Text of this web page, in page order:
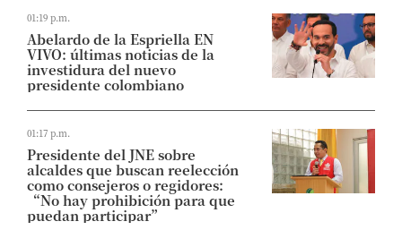
01:19 p.m.
Abelardo de la Espriella EN
VIVO: últimas noticias de la
investidura del nuevo
presidente colombiano
01:17 p.m.
Presidente del JNE sobre
alcaldes que buscan reelección
como consejeros o regidores:
“No hay prohibición para que
puedan participar”